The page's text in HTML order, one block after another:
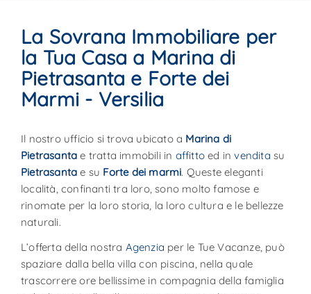
La Sovrana Immobiliare per
la Tua Casa a Marina di
Pietrasanta e Forte dei
Marmi - Versilia
Il nostro ufficio si trova ubicato a Marina di
Pietrasanta e tratta immobili in affitto ed invendita su
Pietrasanta e su Forte dei marmi. Queste eleganti
località, confinanti tra loro, sono molto famose e
rinomate per la loro storia, la loro cultura e le bellezze
naturali.
L’offerta della nostra Agenzia per le Tue Vacanze, può
spaziare dalla bella villa con piscina, nella quale
trascorrere ore bellissime in compagnia della famiglia